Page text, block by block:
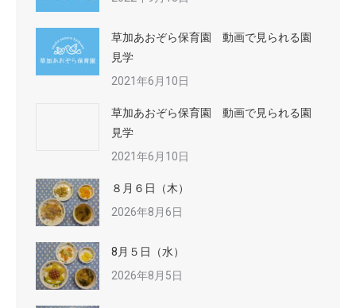
草加あおぞら保育園 動画で見られる園
見学
2021年6月10日
草加あおぞら保育園 動画で見られる園
見学
2021年6月10日
８月６日（木）
2026年8月6日
8月５日（水）
2026年8月5日